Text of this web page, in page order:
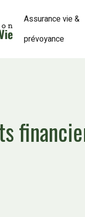
Assurance vie &
prévoyance